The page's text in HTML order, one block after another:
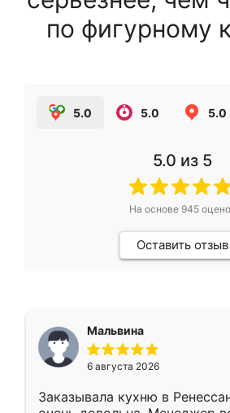
по фигурному
5.0 5.0 5.0
5.0 из 5
На основе 945
Оставить отзыв
Мальвина
6 августа 2026
Заказывала кухню в